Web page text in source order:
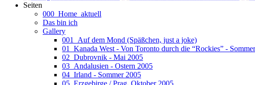
Seiten
000_Home_aktuell
Das bin ich
Gallery
001_Auf dem Mond (Späßchen, just a joke)
01_Kanada West - Von Toronto durch die “Rockies” -
02_Dubrovnik - Mai 2005
03_Andalusien - Ostern 2005
04_Irland - Sommer 2005
05_Erzgebirge / Prag, Oktober 2005